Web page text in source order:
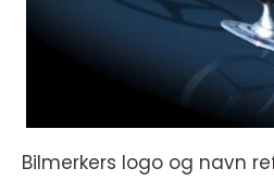
Bilmerkers logo og navn